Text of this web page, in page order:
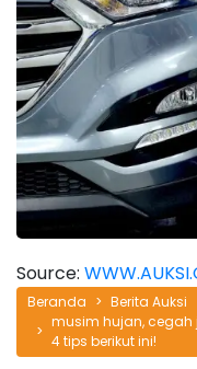
Beranda
Berita Auksi
musim hujan,
4 tips berikut ini!
Source: